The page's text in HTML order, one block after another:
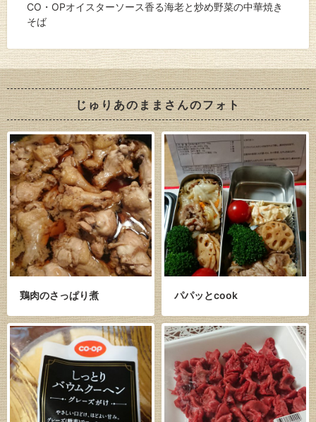
CO・OPオイスターソース香る海老と炒め野菜の中華焼き
そば
じゅりあのままさんのフォト
鶏肉のさっぱり煮 パパッとcook